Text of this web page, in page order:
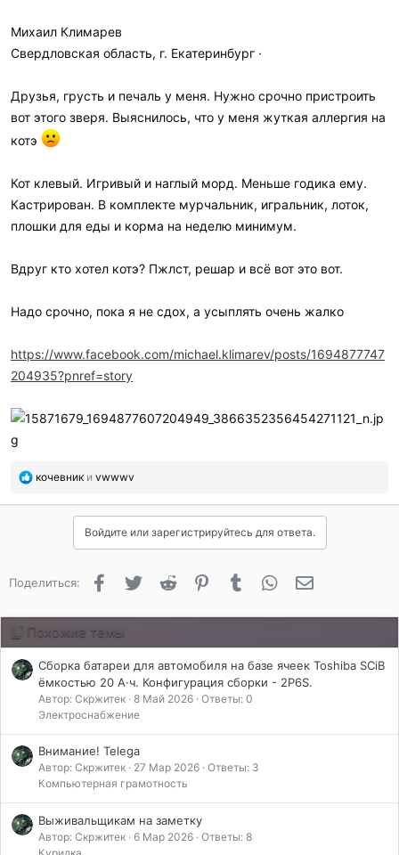
Михаил Климарев
Свердловская область, г. Екатеринбург ·
Друзья, грусть и печаль у меня. Нужно срочно пристроить
вот этого зверя. Выяснилось, что у меня жуткая аллергия на
котэ
Кот клевый. Игривый и наглый морд. Меньше годика ему.
Кастрирован. В комплекте мурчальник, игральник, лоток,
плошки для еды и корма на неделю минимум.
Вдруг кто хотел котэ? Пжлст, решар и всё вот это вот.
Надо срочно, пока я не сдох, а усыплять очень жалко
https://www.facebook.com/michael.klimarev/posts/1694877747
204935?pnref=story
П
б
д
р
и
л
и
кочевник и vwwwv
Войдите или зарегистрируйтесь для ответа.
Поделиться: FacebookTwitter Reddit PinterestTumblr WhatsApp
Похожие темы
Сборка батареи для автомобиля на базе ячеек Toshiba SCiB
ёмкостью 20 А·ч. Конфигурация сборки - 2P6S.
Автор: Скржитек 8 Май 2026 Ответы: 0
Электроснабжение
Внимание! Telega
Автор: Скржитек 27 Мар 2026 Ответы: 3
Компьютерная грамотность
Выживальщикам на заметку
Автор: Скржитек 6 Мар 2026 Ответы: 8